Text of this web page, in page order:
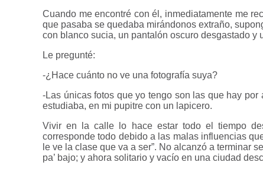
Cuando me encontré con él, inmediatamente me
que pasaba se quedaba mirándonos extraño,
con blanco sucia, un pantalón oscuro desgastado y
Le pregunté:
-¿Hace cuánto no ve una fotografía suya?
-Las únicas fotos que yo tengo son las que hay
estudiaba, en mi pupitre con un lapicero.
Vivir en la calle lo hace estar todo el tiempo
corresponde todo debido a las malas influencias
le ve la clase que va a ser”. No alcanzó a terminar
pa’ bajo; y ahora solitario y vacío en una ciudad